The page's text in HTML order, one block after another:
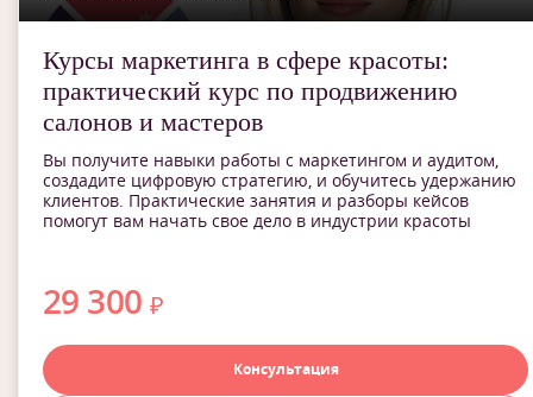
Курсы маркетинга в сфере красоты:
практический курс по продвижению
салонов и мастеров
Вы получите навыки работы с маркетингом и аудитом,
создадите цифровую стратегию, и обучитесь удержанию
клиентов. Практические занятия и разборы кейсов
помогут вам начать свое дело в индустрии красоты
29 300₽
Консультация